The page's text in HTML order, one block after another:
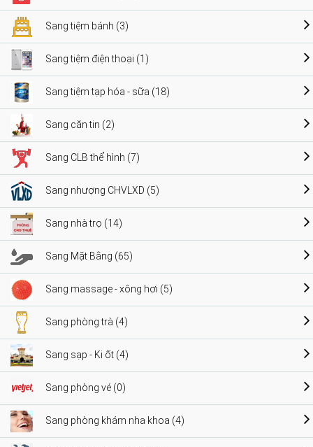
Sang tiệm bánh (3)
Sang tiệm điện thoại (1)
Sang tiệm tạp hóa - sữa (18)
Sang căn tin (2)
Sang CLB thể hình (7)
Sang nhượng CHVLXD (5)
Sang nhà trọ (14)
Sang Mặt Bằng (65)
Sang massage - xông hơi (5)
Sang phòng trà (4)
Sang sạp - Ki ốt (4)
Sang phòng vé (0)
Sang phòng khám nha khoa (4)